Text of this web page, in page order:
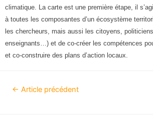
climatique. La carte est une première étape, il
à toutes les composantes d’un écosystème
les chercheurs, mais aussi les citoyens,
enseignants…) et de co-créer les compétences
et co-construire des plans d’action locaux.
← Article précédent